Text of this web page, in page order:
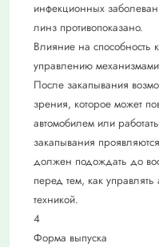
инфекционных
линз противопоказано.
Влияние на способность
управлению
После закапывания
зрения, которое может
автомобилем или
закапывания
должен подождать до
перед тем, как
техникой.
4
Форма выпуска